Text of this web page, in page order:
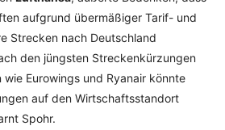
aufgrund übermäßiger Tarif- und
Strecken nach Deutschland
den jüngsten Streckenkürzungen
Eurowings und Ryanair könnte
auf den Wirtschaftsstandort
Spohr.